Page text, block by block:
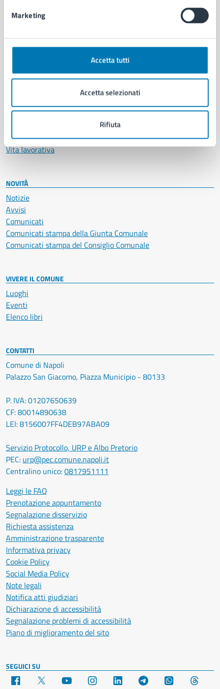
Marketing
Accetta tutti
Accetta selezionati
Rifiuta
CATEGORIE DI SERVIZIO
Documenti e certificati
Educazione e formazione
Giustizia e sicurezza pubblica
Imprese e commercio
Salute, benessere e assistenza
Servizi Cimiteriali
Vita lavorativa
NOVITÀ
Notizie
Avvisi
Comunicati
Comunicati stampa della Giunta Comunale
Comunicati stampa del Consiglio Comunale
VIVERE IL COMUNE
Luoghi
Eventi
Elenco libri
CONTATTI
Comune di Napoli
Palazzo San Giacomo, Piazza Municipio - 80133
P. IVA: 01207650639
CF: 80014890638
LEI: 8156007FF4DEB97ABA09
Servizio Protocollo, URP e Albo Pretorio
PEC: urp@pec.comune.napoli.it
Centralino unico:0817951111
Leggi le FAQ
Prenotazione appuntamento
Segnalazione disservizio
Richiesta assistenza
Amministrazione trasparente
Informativa privacy
Cookie Policy
Social Media Policy
Note legali
Notifica atti giudiziari
Dichiarazione di accessibilità
Segnalazione problemi di accessibilità
Piano di miglioramento del sito
SEGUICI SU
Facebook YouTube Instagram LinkedIn Telegram WhatsApp